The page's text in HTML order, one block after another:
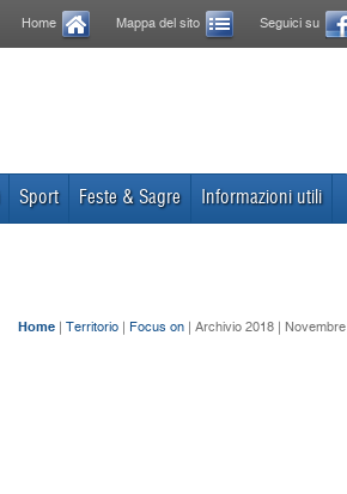
Home Mappa del sito Seguici su
Sport Feste & Sagre Informazioni utili
Home | Territorio | Focus on | Archivio 2018 | Novembre